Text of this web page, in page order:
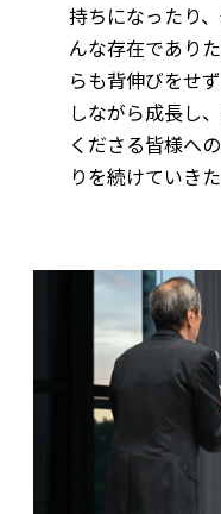
持ちになったり
んな存在であり
らも背伸びをせ
しながら成長し
くださる皆様へ
りを続けていき